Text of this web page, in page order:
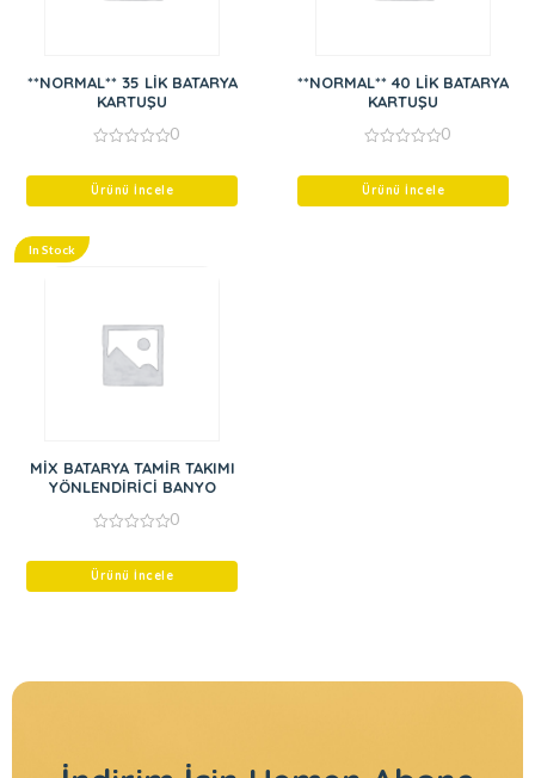
**NORMAL** 35 LİK BATARYA
KARTUŞU
of
0
Ürünü İncele
**NORMAL** 40 LİK BATARYA
KARTUŞU
of
0
Ürünü İncele
In Stock
MİX BATARYA TAMİR TAKIMI
YÖNLENDİRİCİ BANYO
of
0
Ürünü İncele